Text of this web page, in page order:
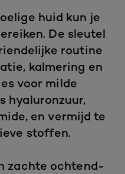
huid kun je
De sleutel
routine
kalmering en
voor milde
hyaluronzuur,
en vermijd te
stoffen.
zachte ochtend-